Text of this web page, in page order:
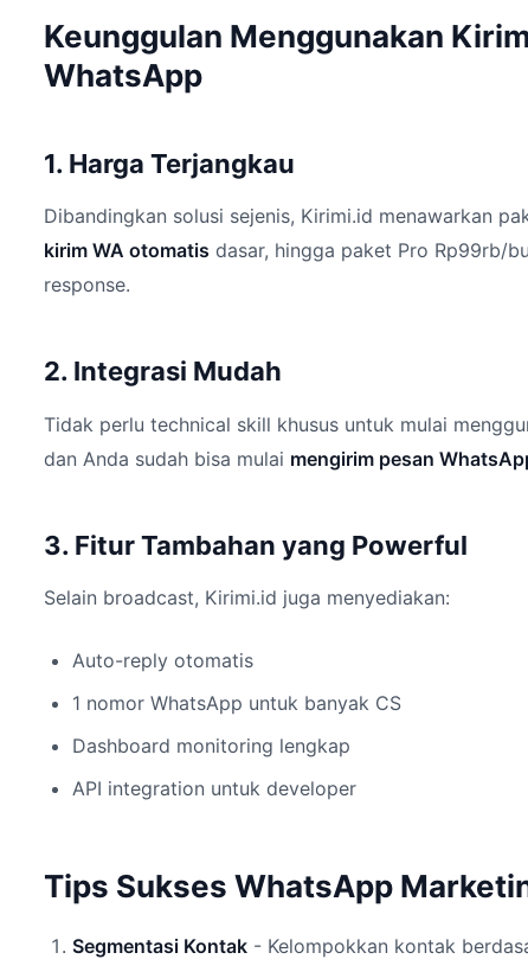
Keunggulan Menggunakan
WhatsApp
1. Harga Terjangkau
Dibandingkan solusi sejenis, Kirimi.id menawarkan
kirim WA otomatis dasar, hingga paket Pro Rp99rb/
response.
2. Integrasi Mudah
Tidak perlu technical skill khusus untuk mulai
dan Anda sudah bisa mulai mengirim pesan
3. Fitur Tambahan yang Powerful
Selain broadcast, Kirimi.id juga menyediakan:
Auto-reply otomatis
1 nomor WhatsApp untuk banyak CS
Dashboard monitoring lengkap
API integration untuk developer
Tips Sukses WhatsApp
Segmentasi Kontak - Kelompokkan kontak